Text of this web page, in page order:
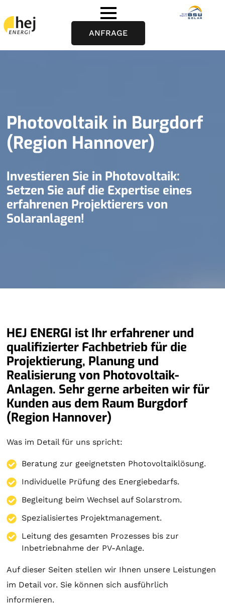
ANFRAGE
Photovoltaik in Burgdorf
(Region Hannover)
Investieren Sie in Photovoltaik:
Setzen Sie auf die Expertise eines
erfahrenen Projektierers von
Solaranlagen!
HEJ ENERGI ist Ihr erfahrener und
qualifizierter Fachbetrieb für die
Projektierung, Planung und
Realisierung von Photovoltaik-
Anlagen. Sehr gerne arbeiten wir für
Kunden aus dem Raum Burgdorf
(Region Hannover)
Was im Detail für uns spricht:
Beratung zur geeignetsten Photovoltaiklösung.
Individuelle Prüfung des Energiebedarfs.
Begleitung beim Wechsel auf Solarstrom.
Spezialisiertes Projektmanagement.
Leitung des gesamten Prozesses bis zur
Inbetriebnahme der PV-Anlage.
Auf dieser Seiten stellen wir Ihnen unsere Leistungen
im Detail vor. Sie können sich ausführlich
informieren.